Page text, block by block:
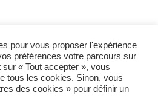
Accueil
A propos
Contact
pour vous proposer l'expérience
préférences votre parcours sur
« Tout accepter », vous
tous les cookies. Sinon, vous
des cookies » pour définir un